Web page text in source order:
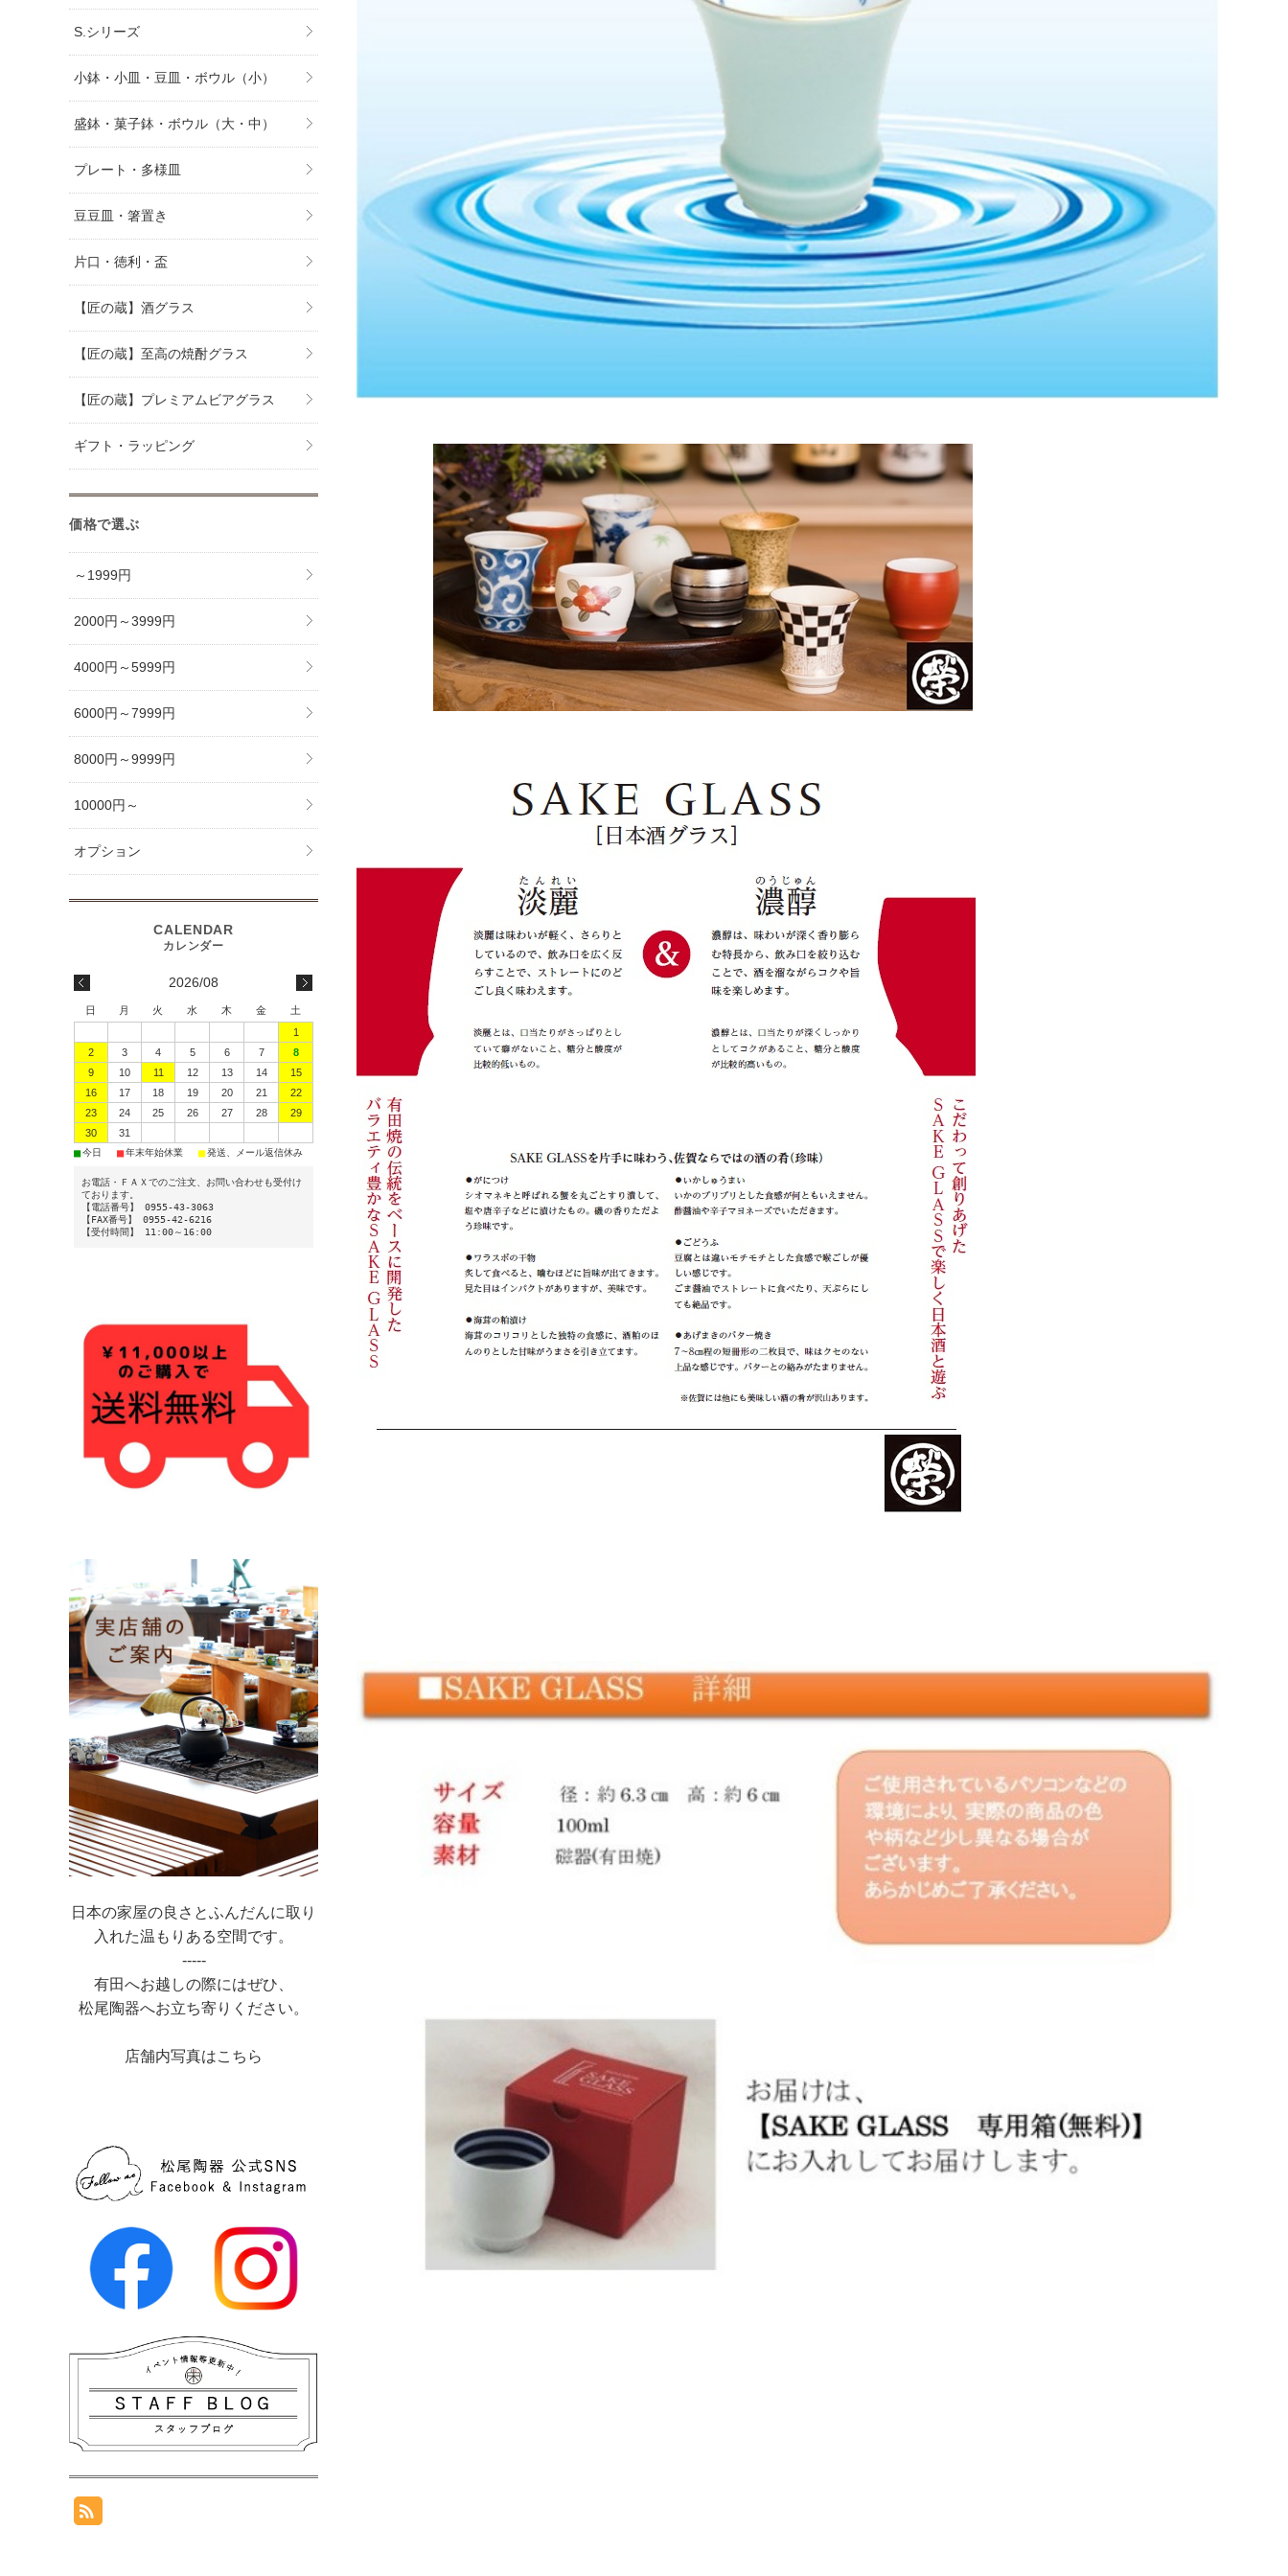
S.シリーズ
小鉢・小皿・豆皿・ボウル（小）
盛鉢・菓子鉢・ボウル（大・中）
プレート・多様皿
豆豆皿・箸置き
片口・徳利・盃
【匠の蔵】酒グラス
【匠の蔵】至高の焼酎グラス
【匠の蔵】プレミアムビアグラス
ギフト・ラッピング
価格で選ぶ
～1999円
2000円～3999円
4000円～5999円
6000円～7999円
8000円～9999円
10000円～
オプション
2026/08
日 月 火 水 木 金
土
1
2
3 4 5 6 7
8
9
10 11 12 13 14
15
16
17 18 19 20 21
22
23
24 25 26 27 28
29
30
31
■今日 ■年末年始休業 ■発送、メール返信休み
お電話・ＦＡＸでのご注文、お問い合わせも受付け
ております。
【電話番号】 0955-43-3063
【FAX番号】 0955-42-6216
【受付時間】 11:00～16:00
日本の家屋の良さとふんだんに取り
入れた温もりある空間です。
-----
有田へお越しの際にはぜひ、
松尾陶器へお立ち寄りください。
店舗内写真はこちら